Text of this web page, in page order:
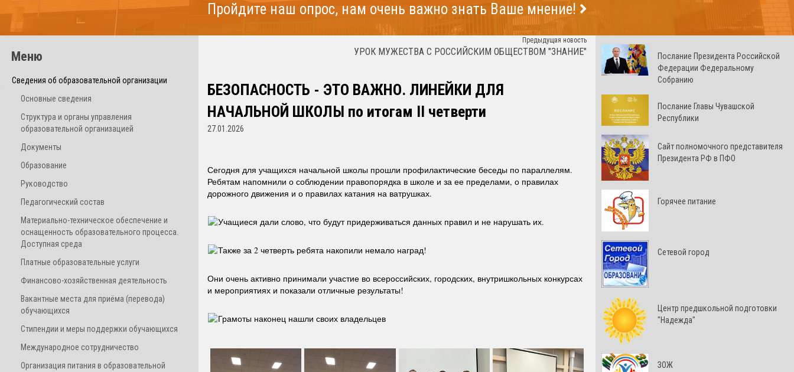
Пройдите наш опрос, нам очень важно знать Ваше мнение!
Меню
Сведения об образовательной организации
Основные сведения
Структура и органы управления
образовательной организацией
Документы
Образование
Руководство
Педагогический состав
Материально-техническое обеспечение и
оснащенность образовательного процесса.
Доступная среда
Платные образовательные услуги
Финансово-хозяйственная деятельность
Вакантные места для приёма (перевода)
обучающихся
Стипендии и меры поддержки обучающихся
Международное сотрудничество
Организация питания в образовательной
Предыдущая новость
УРОК МУЖЕСТВА С РОССИЙСКИМ ОБЩЕСТВОМ "ЗНАНИЕ"
БЕЗОПАСНОСТЬ - ЭТО ВАЖНО. ЛИНЕЙКИ ДЛЯ
НАЧАЛЬНОЙ ШКОЛЫ по итогам II четверти
27.01.2026
Сегодня для учащихся начальной школы прошли профилактические беседы по параллелям.
Ребятам напомнили о соблюдении правопорядка в школе и за ее пределами, о правилах
дорожного движения и о правилах катания на ватрушках.
Учащиеся дали слово, что будут придерживаться данных правил и не нарушать их.
Также за 2 четверть ребята накопили немало наград!
Они очень активно принимали участие во всероссийских, городских, внутришкольных конкурсах
и мероприятиях и показали отличные результаты!
Грамоты наконец нашли своих владельцев
Послание Президента Российской
Федерации Федеральному
Собранию
Послание Главы Чувашской
Республики
Cайт полномочного представителя
Президента РФ в ПФО
Горячее питание
Сетевой город
Центр предшкольной подготовки
"Надежда"
ЗОЖ